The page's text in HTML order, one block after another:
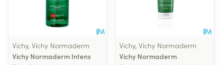
Vichy, Vichy Normaderm
Vichy Normaderm Intens
Vichy, Vichy Normaderm
Vichy Normaderm